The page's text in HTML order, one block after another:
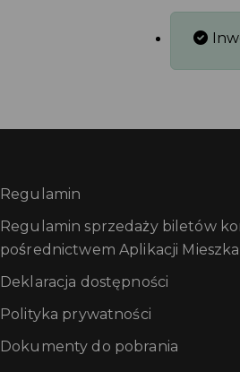
Regulamin
Regulamin sprzedaży biletów
pośrednictwem Aplikacji
Deklaracja dostępności
Polityka prywatności
Dokumenty do pobrania